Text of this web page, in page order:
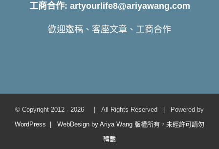
工商合作: artyourlife8@ariyawang.com
歡迎邀稿、客座文章、工商合作
© Copyright 2012 - 2026 | All Rights Reserved | Powered by
WordPress | WebDesign by Ariya Wang 版權所有，未經許可請勿
轉載